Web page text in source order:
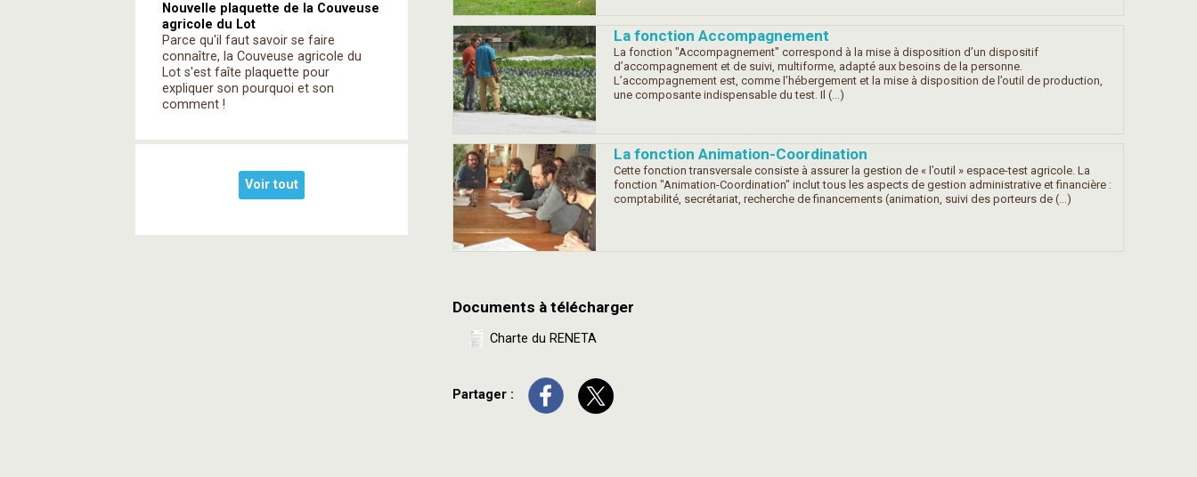
La fonction Accompagnement
La fonction "Accompagnement" correspond à la mise à disposition d’un dispositif
d’accompagnement et de suivi, multiforme, adapté aux besoins de la personne.
L’accompagnement est, comme l’hébergement et la mise à disposition de l’outil de production,
une composante indispensable du test. Il (…)
La fonction Animation-Coordination
Cette fonction transversale consiste à assurer la gestion de « l’outil » espace-test agricole. La
fonction "Animation-Coordination" inclut tous les aspects de gestion administrative et financière :
comptabilité, secrétariat, recherche de financements (animation, suivi des porteurs de (…)
Documents à télécharger
Charte du RENETA
Partager :
Nouvelle plaquette de la Couveuse
agricole du Lot
Parce qu'il faut savoir se faire
connaître, la Couveuse agricole du
Lot s'est faîte plaquette pour
expliquer son pourquoi et son
comment !
Voir tout